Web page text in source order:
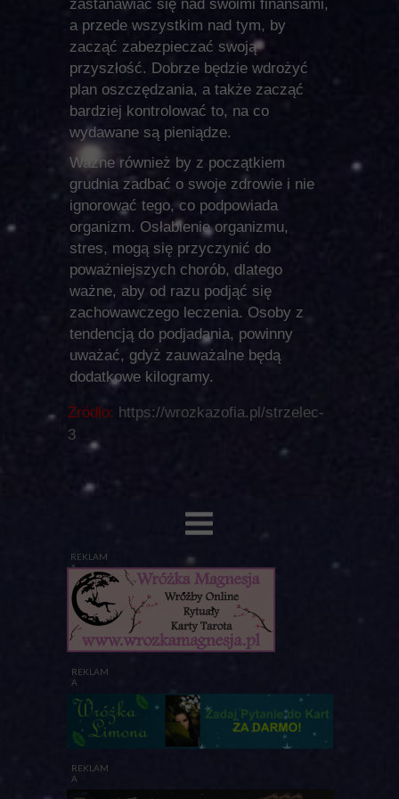
REKLAM
A
REKLAM
A
REKLAM
A
Źródło: https://wrozkazofia.pl/strzelec-
3
zastanawiać się nad swoimi finansami,
a przede wszystkim nad tym, by
zacząć zabezpieczać swoją
przyszłość. Dobrze będzie wdrożyć
plan oszczędzania, a także zacząć
bardziej kontrolować to, na co
wydawane są pieniądze.
Ważne również by z początkiem
grudnia zadbać o swoje zdrowie i nie
ignorować tego, co podpowiada
organizm. Osłabienie organizmu,
stres, mogą się przyczynić do
poważniejszych chorób, dlatego
ważne, aby od razu podjąć się
zachowawczego leczenia. Osoby z
tendencją do podjadania, powinny
uważać, gdyż zauważalne będą
dodatkowe kilogramy.